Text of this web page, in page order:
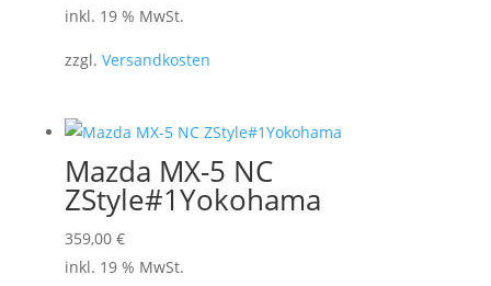
inkl. 19 % MwSt.
zzgl. Versandkosten
Mazda MX-5 NC
ZStyle#1Yokohama
359,00 €
inkl. 19 % MwSt.